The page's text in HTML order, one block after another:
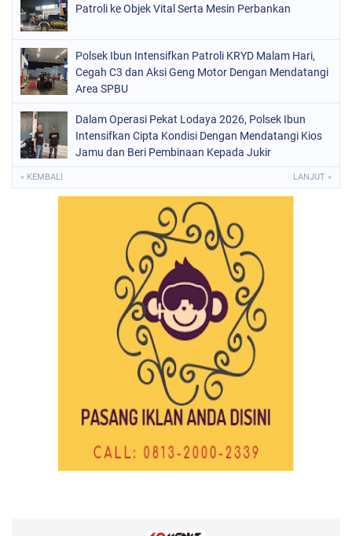
Patroli ke Objek Vital Serta Mesin Perbankan
Polsek Ibun Intensifkan Patroli KRYD Malam Hari,
Cegah C3 dan Aksi Geng Motor Dengan Mendatangi
Area SPBU
Dalam Operasi Pekat Lodaya 2026, Polsek Ibun
Intensifkan Cipta Kondisi Dengan Mendatangi Kios
Jamu dan Beri Pembinaan Kepada Jukir
« KEMBALI LANJUT »